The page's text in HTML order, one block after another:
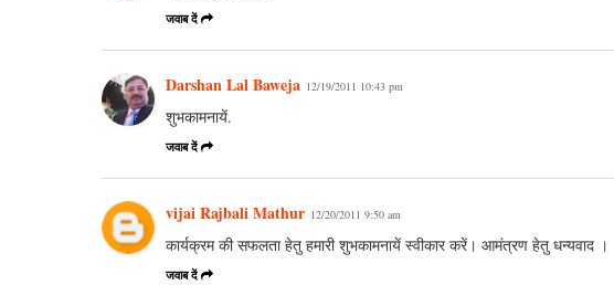
जवाब दें
Darshan Lal Baweja 12/19/2011 10:43 pm
शुभकामनायें.
जवाब दें
vijai Rajbali Mathur 12/20/2011 9:50 am
कार्यक्रम की सफलता हेतु हमारी शुभकामनायें स्वीकार करें। आमंत्रण हेतु धन्यवाद ।
जवाब दें